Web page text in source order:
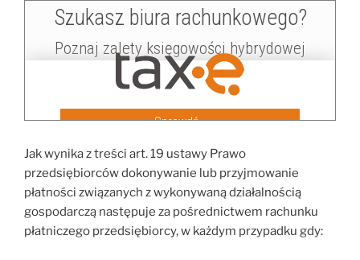
Jak wynika z treści art. 19 ustawy Prawo
przedsiębiorców dokonywanie lub przyjmowanie
płatności związanych z wykonywaną działalnością
gospodarczą następuje za pośrednictwem rachunku
płatniczego przedsiębiorcy, w każdym przypadku gdy: